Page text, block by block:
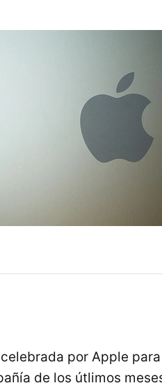
por Apple
de los útlimos